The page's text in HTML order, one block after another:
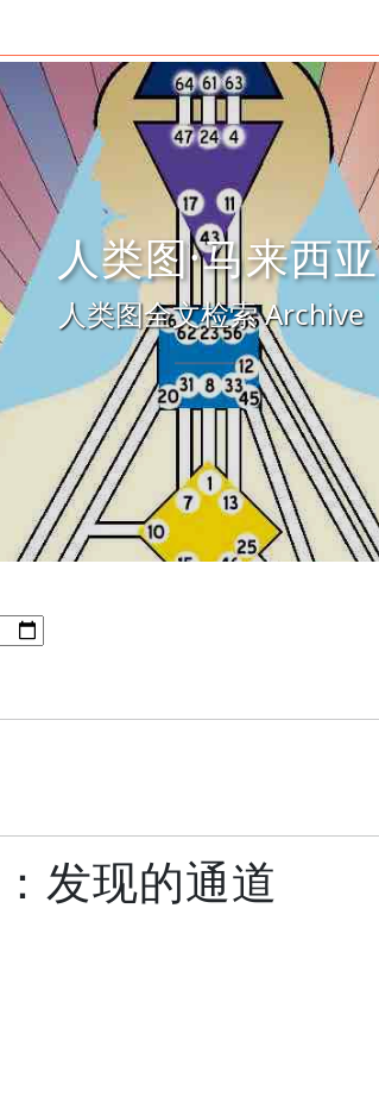
人类图·马来西亚
人类图全文检索 Archive
发现的通道